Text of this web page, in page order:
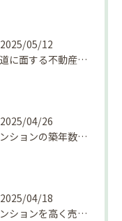
2025/05/12
私道に面する不動産は売却しにくい？｜不動産売却豆知識（第69回）
2025/04/26
マンションの築年数による資産価値の変化とは｜不動産売却豆知識（第68回）
2025/04/18
マンションを高く売却するための注意点！